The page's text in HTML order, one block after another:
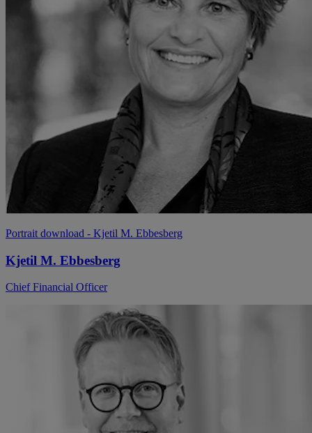
Portrait download - Kjetil M. Ebbesberg
Kjetil M. Ebbesberg
Chief Financial Officer